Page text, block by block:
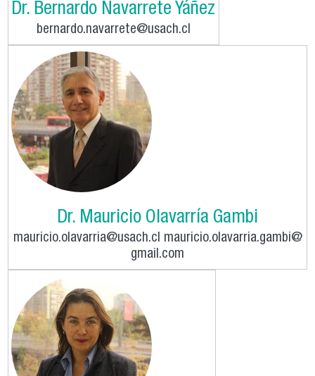
Dr. Bernardo Navarrete Yáñez
bernardo.navarrete@usach.cl
Dr. Mauricio Olavarría Gambi
mauricio.olavarria@usach.cl mauricio.olavarria.gambi@
gmail.com